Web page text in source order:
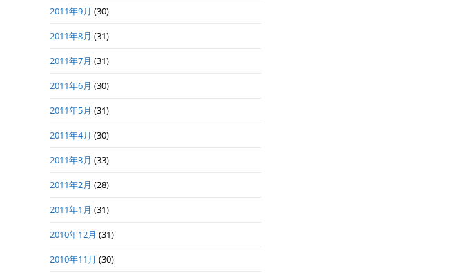
2011年9月 (30)
2011年8月 (31)
2011年7月 (31)
2011年6月 (30)
2011年5月 (31)
2011年4月 (30)
2011年3月 (33)
2011年2月 (28)
2011年1月 (31)
2010年12月 (31)
2010年11月 (30)